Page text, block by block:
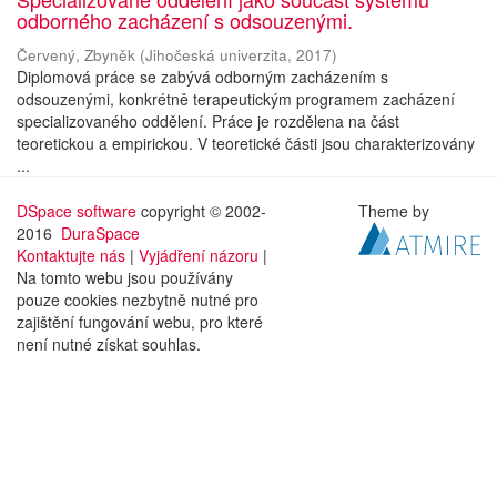
odborného zacházení s odsouzenými.
Červený, Zbyněk (Jihočeská univerzita, 2017)
Diplomová práce se zabývá odborným zacházením s
odsouzenými, konkrétně terapeutickým programem zacházení
specializovaného oddělení. Práce je rozdělena na část
teoretickou a empirickou. V teoretické části jsou charakterizovány
...
DSpace software copyright © 2002-
2016 DuraSpace
Kontaktujte nás | Vyjádření názoru |
Na tomto webu jsou používány
pouze cookies nezbytně nutné pro
zajištění fungování webu, pro které
není nutné získat souhlas.
Theme by